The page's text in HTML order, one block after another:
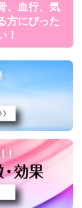
、血行、気
方にぴった
！